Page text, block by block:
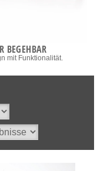
BEGEHBAR
mit Funktionalität.